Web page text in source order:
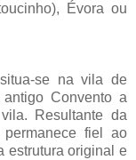
Évora ou
situa-se na vila de
Convento a
Resultante da
fiel ao
estrutura original e